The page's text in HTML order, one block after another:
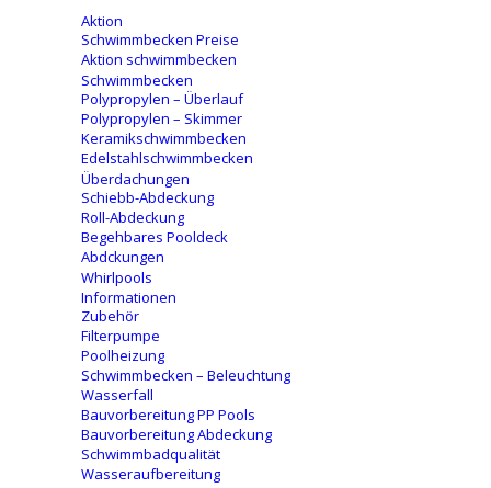
Aktion
Schwimmbecken Preise
Aktion schwimmbecken
Schwimmbecken
Polypropylen – Überlauf
Polypropylen – Skimmer
Keramikschwimmbecken
Edelstahlschwimmbecken
Überdachungen
Schiebb-Abdeckung
Roll-Abdeckung
Begehbares Pooldeck
Abdckungen
Whirlpools
Informationen
Zubehör
Filterpumpe
Poolheizung
Schwimmbecken – Beleuchtung
Wasserfall
Bauvorbereitung PP Pools
Bauvorbereitung Abdeckung
Schwimmbadqualität
Wasseraufbereitung